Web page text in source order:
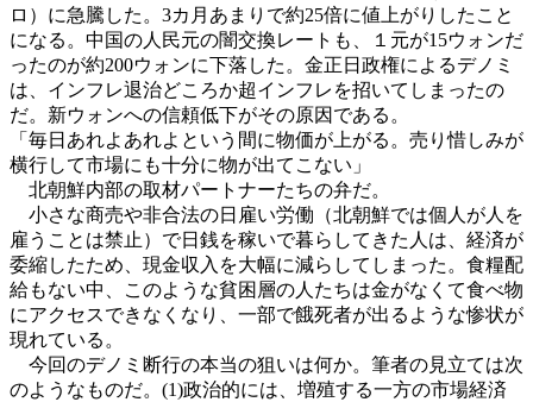
ロ）に急騰した。3カ月あまりで約25倍に値上がりしたこと
になる。中国の人民元の闇交換レートも、１元が15ウォンだ
ったのが約200ウォンに下落した。金正日政権によるデノミ
は、インフレ退治どころか超インフレを招いてしまったの
だ。新ウォンへの信頼低下がその原因である。
「毎日あれよあれよという間に物価が上がる。売り惜しみが
横行して市場にも十分に物が出てこない」
北朝鮮内部の取材パートナーたちの弁だ。
小さな商売や非合法の日雇い労働（北朝鮮では個人が人を
雇うことは禁止）で日銭を稼いで暮らしてきた人は、経済が
委縮したため、現金収入を大幅に減らしてしまった。食糧配
給もない中、このような貧困層の人たちは金がなくて食べ物
にアクセスできなくなり、一部で餓死者が出るような惨状が
現れている。
今回のデノミ断行の本当の狙いは何か。筆者の見立ては次
のようなものだ。(1)政治的には、増殖する一方の市場経済